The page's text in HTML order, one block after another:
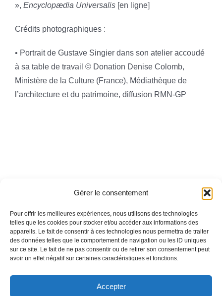
Gérer le consentement
Pour offrir les meilleures expériences, nous utilisons des technologies
telles que les cookies pour stocker et/ou accéder aux informations des
appareils. Le fait de consentir à ces technologies nous permettra de traiter
des données telles que le comportement de navigation ou les ID uniques
sur ce site. Le fait de ne pas consentir ou de retirer son consentement peut
avoir un effet négatif sur certaines caractéristiques et fonctions.
Accepter
», Encyclopædia Universalis[en ligne]
Crédits photographiques :
• Portrait de Gustave Singier dans son atelier accoudé
à sa table de travail © Donation Denise Colomb,
Ministère de la Culture (France), Médiathèque de
l’architecture et du patrimoine, diffusion RMN-GP
Toggle
Navigation
ACCUEIL
Mentions légales